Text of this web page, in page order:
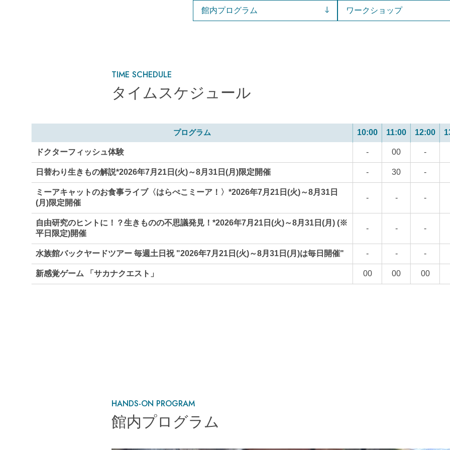
館内プログラム ワークショップ
TIME SCHEDULE
タイムスケジュール
プログラム 10:00 11:00 12:00
ドクターフィッシュ体験 - 00 -
日替わり生きもの解説*2026年7月21日(火)～8月31日(月)限定開催 - 30 -
ミーアキャットのお食事ライブ〈はらぺこミーア！〉*2026年7月21日(火)～8月31日
(月)限定開催
- - -
自由研究のヒントに！？生きものの不思議発見！*2026年7月21日(火)～8月31日(月) (※
平日限定)開催
- - -
水族館バックヤードツアー 毎週土日祝 "2026年7月21日(火)～8月31日(月)は毎日開催" - - -
新感覚ゲーム 「サカナクエスト」 00 00 00
HANDS-ON PROGRAM
館内プログラム